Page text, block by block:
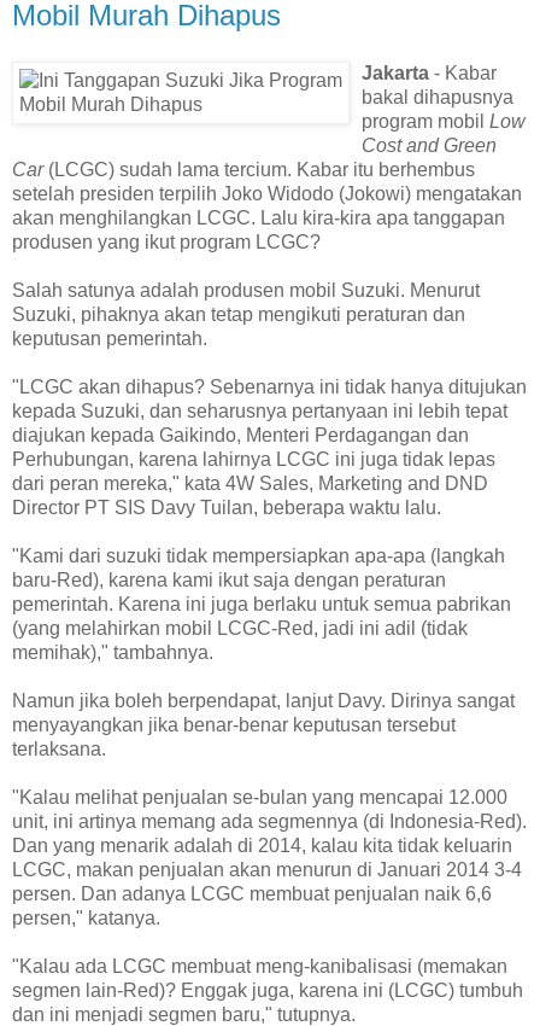
Mobil Murah Dihapus
Jakarta - Kabar
bakal dihapusnya
program mobil Low
Cost and Green
Car(LCGC) sudah lama tercium. Kabar itu berhembus
setelah presiden terpilih Joko Widodo (Jokowi) mengatakan
akan menghilangkan LCGC. Lalu kira-kira apa tanggapan
produsen yang ikut program LCGC?
Salah satunya adalah produsen mobil Suzuki. Menurut
Suzuki, pihaknya akan tetap mengikuti peraturan dan
keputusan pemerintah.
"LCGC akan dihapus? Sebenarnya ini tidak hanya ditujukan
kepada Suzuki, dan seharusnya pertanyaan ini lebih tepat
diajukan kepada Gaikindo, Menteri Perdagangan dan
Perhubungan, karena lahirnya LCGC ini juga tidak lepas
dari peran mereka," kata 4W Sales, Marketing and DND
Director PT SIS Davy Tuilan, beberapa waktu lalu.
"Kami dari suzuki tidak mempersiapkan apa-apa (langkah
baru-Red), karena kami ikut saja dengan peraturan
pemerintah. Karena ini juga berlaku untuk semua pabrikan
(yang melahirkan mobil LCGC-Red, jadi ini adil (tidak
memihak)," tambahnya.
Namun jika boleh berpendapat, lanjut Davy. Dirinya sangat
menyayangkan jika benar-benar keputusan tersebut
terlaksana.
"Kalau melihat penjualan se-bulan yang mencapai 12.000
unit, ini artinya memang ada segmennya (di Indonesia-Red).
Dan yang menarik adalah di 2014, kalau kita tidak keluarin
LCGC, makan penjualan akan menurun di Januari 2014 3-4
persen. Dan adanya LCGC membuat penjualan naik 6,6
persen," katanya.
"Kalau ada LCGC membuat meng-kanibalisasi (memakan
segmen lain-Red)? Enggak juga, karena ini (LCGC) tumbuh
dan ini menjadi segmen baru," tutupnya.